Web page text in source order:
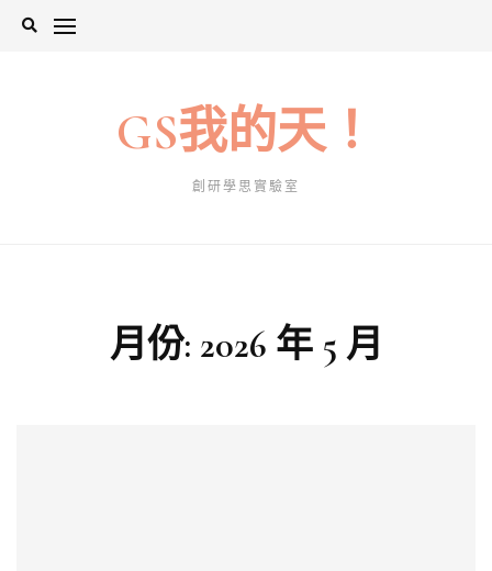
Skip
GS我的天！
創研學思實驗室
月份: 2026 年 5 月